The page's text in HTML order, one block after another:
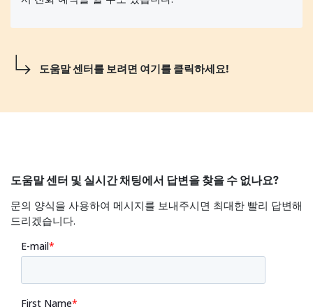
도움말 센터를 보려면 여기를 클릭하세요!
도움말 센터 및 실시간 채팅에서 답변을 찾을 수 없나요?
문의 양식을 사용하여 메시지를 보내주시면 최대한 빨리 답변해
드리겠습니다.